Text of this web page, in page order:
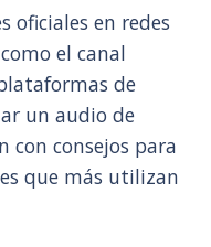
oficiales en redes
el canal
de
un audio de
con consejos para
que más utilizan